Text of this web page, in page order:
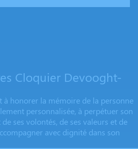
Cloquier Devooght-
à honorer la mémoire de la personne
personnalisée, à perpétuer son
ses volontés, de ses valeurs et de
avec dignité dans son